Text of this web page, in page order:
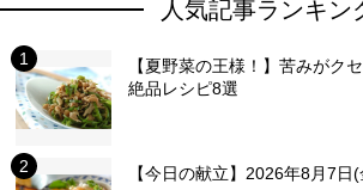
人気記事ランキン
【夏野菜の王様！】苦みがク
絶品レシピ8選
【今日の献立】2026年8月7日(